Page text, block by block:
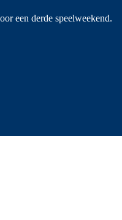
een derde speelweekend.